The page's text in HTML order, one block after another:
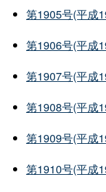
第1905号(平成
第1906号(平成
第1907号(平成
第1908号(平成
第1909号(平成
第1910号(平成